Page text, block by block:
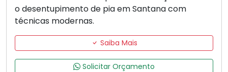
o desentupimento de pia em Santana com
técnicas modernas.
Saiba Mais
Solicitar Orçamento